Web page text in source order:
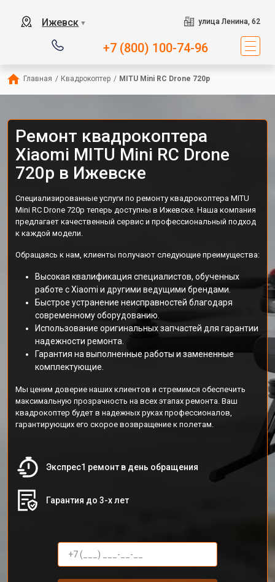
Ижевск ▼ улица Ленина, 62
+7 (800) 100-74-96
Главная / Квадрокоптер / MITU Mini RC Drone 720p
Ремонт квадрокоптера
Xiaomi MITU Mini RC Drone
720p в Ижевске
Специализированные услуги по ремонту квадрокоптера MITU
Mini RC Drone 720p теперь доступны в Ижевске. Наша компания
предлагает качественный сервис и профессиональный подход
к каждой модели.
Обращаясь к нам, клиенты получают следующие преимущества:
Высокая квалификация специалистов, обученных
работе с Xiaomi и другими ведущими брендами.
Быстрое устранение неисправностей благодаря
современному оборудованию.
Использование оригинальных запчастей для гарантии
надежности ремонта.
Гарантия на выполненные работы и замененные
комплектующие.
Мы ценим доверие наших клиентов и стремимся обеспечить
максимальную прозрачность на всех этапах ремонта. Ваш
квадрокоптер будет в надежных руках профессионалов,
гарантирующих его скорое возвращение к полетам.
Экспрес1 ремонт в день обращения
Гарантия до 3-х лет